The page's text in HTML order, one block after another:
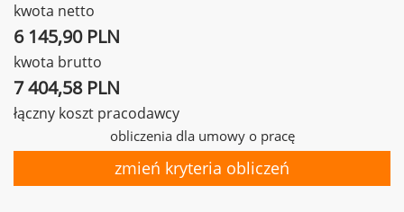
kwota netto
6 145,90 PLN
kwota brutto
7 404,58 PLN
łączny koszt pracodawcy
obliczenia dla umowy o pracę
zmień kryteria obliczeń